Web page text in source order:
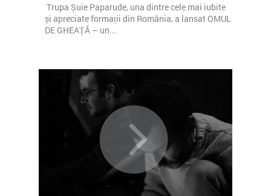
Trupa Șuie Paparude, una dintre cele mai iubite
și apreciate formații din România, a lansat OMUL
DE GHEAȚĂ – un...